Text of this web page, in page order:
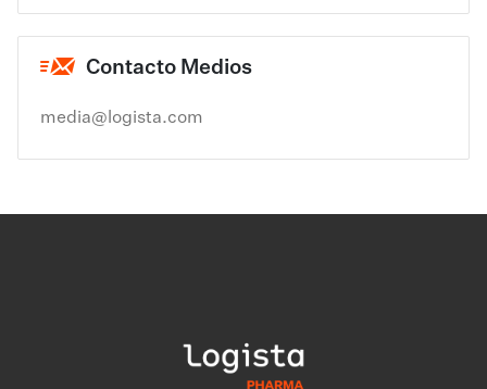
Contacto Medios
media@logista.com